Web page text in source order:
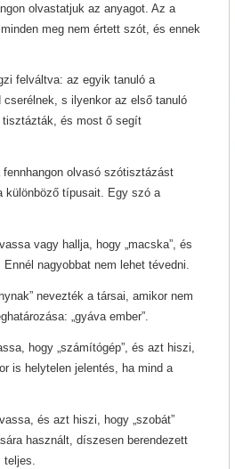
olvastatjuk az anyagot. Az a
meg nem értett szót, és ennek
felváltva: az egyik tanuló a
s ilyenkor az első tanuló
tisztázták, és most ő segít
olvasó szótisztázást
különböző típusait. Egy szó a
vagy hallja, hogy „macska”, és
nagyobbat nem lehet tévedni.
nevezték a társai, amikor nem
„gyáva ember”.
hogy „számítógép”, és azt hiszi,
is helytelen jelentés, ha mind a
és azt hiszi, hogy „szobát”
használt, díszesen berendezett